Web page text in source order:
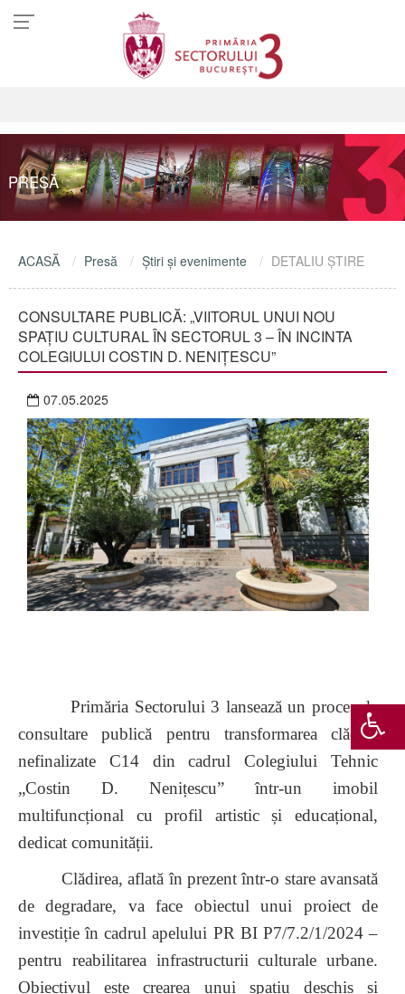
PRESĂ
ACASĂ Presă Ştiri şi evenimente DETALIU ŞTIRE
CONSULTARE PUBLICĂ: „VIITORUL UNUI NOU
SPAȚIU CULTURAL ÎN SECTORUL 3 – ÎN INCINTA
COLEGIULUI COSTIN D. NENIȚESCU”
07.05.2025
Primăria Sectorului 3 lansează un proces de
consultare publică pentru transformarea clădirii
nefinalizate C14 din cadrul Colegiului Tehnic
„Costin D. Nenițescu” într-un imobil
multifuncțional cu profil artistic și educațional,
dedicat comunității.
Clădirea, aflată în prezent într-o stare avansată
de degradare, va face obiectul unui proiect de
investiție în cadrul apelului PR BI P7/7.2/1/2024 –
pentru reabilitarea infrastructurii culturale urbane.
Obiectivul este crearea unui spațiu deschis și